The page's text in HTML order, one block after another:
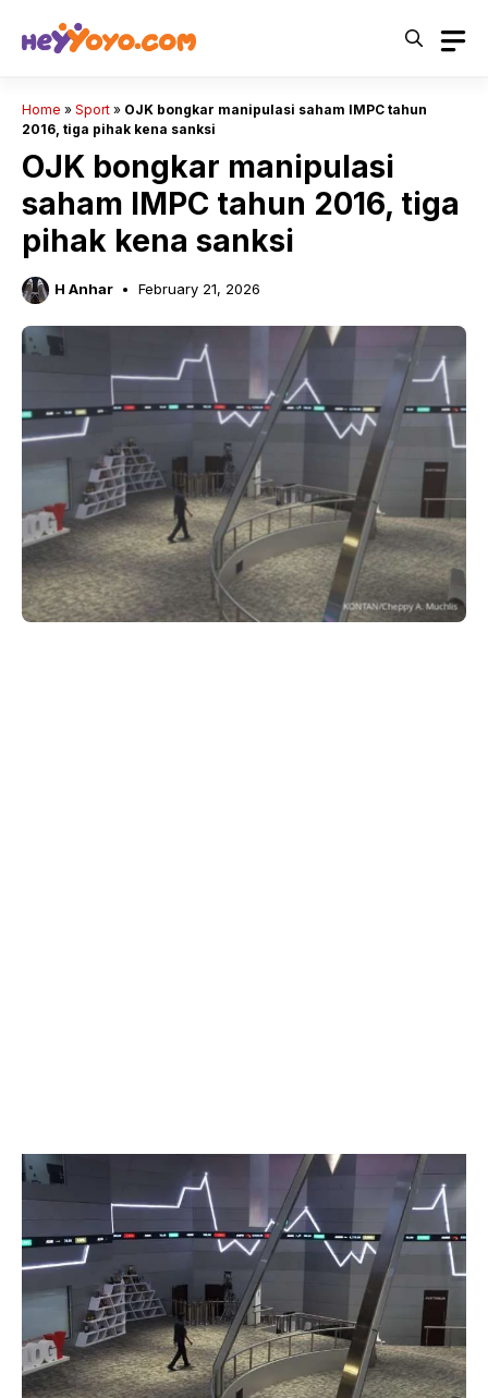
Home » Sport » OJK bongkar manipulasi saham IMPC tahun
2016, tiga pihak kena sanksi
OJK bongkar manipulasi
saham IMPC tahun 2016, tiga
pihak kena sanksi
H Anhar February 21, 2026